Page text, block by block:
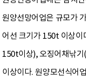
원양선망어업은 규모가
어선 크기가 150t 이상이
150t이상), 오징어채낚
이상이다. 원양모선식어